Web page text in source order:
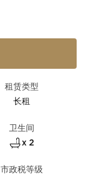
租赁类型
长租
卫生间
x 2
市政税等级